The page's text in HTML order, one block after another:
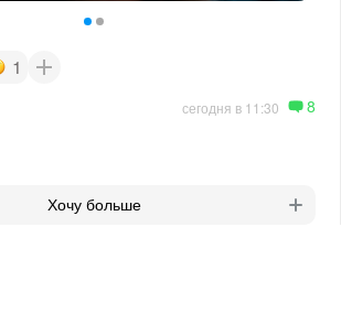
1
сегодня в 11:30 8
Хочу больше